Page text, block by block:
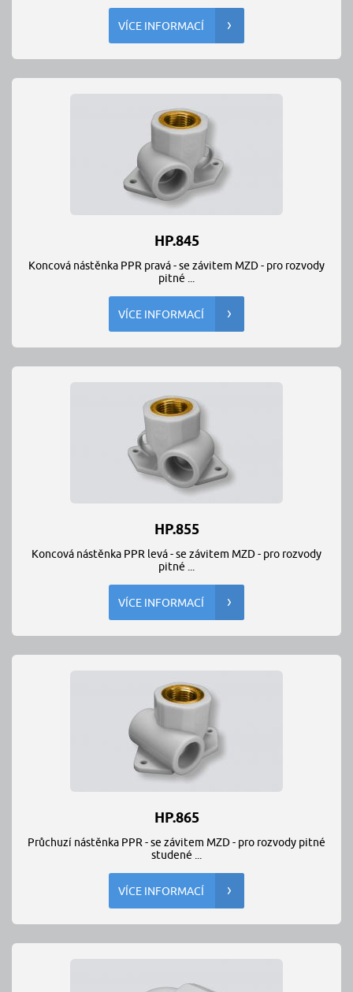
VÍCE INFORMACÍ
HP.845
Koncová nástěnka PPR pravá - se závitem MZD - pro rozvody
pitné ...
VÍCE INFORMACÍ
HP.855
Koncová nástěnka PPR levá - se závitem MZD - pro rozvody
pitné ...
VÍCE INFORMACÍ
HP.865
Průchuzí nástěnka PPR - se závitem MZD - pro rozvody pitné
studené ...
VÍCE INFORMACÍ